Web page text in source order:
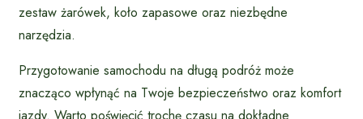
zestaw żarówek, koło zapasowe oraz niezbędne
narzędzia.
Przygotowanie samochodu na długą podróż może
znacząco wpłynąć na Twoje bezpieczeństwo oraz komfort
jazdy. Warto poświęcić trochę czasu na dokładne